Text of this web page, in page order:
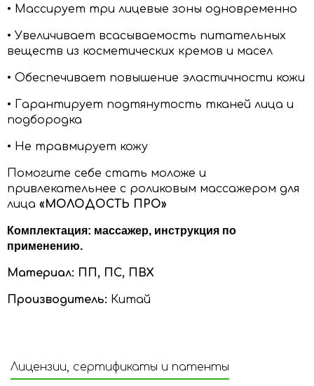
• Массирует три лицевые зоны одновременно
• Увеличивает всасываемость питательных
веществ из косметических кремов и масел
• Обеспечивает повышение эластичности кожи
• Гарантирует подтянутость тканей лица и
подбородка
• Не травмирует кожу
Помогите себе стать моложе и
привлекательнее с роликовым массажером для
лица «МОЛОДОСТЬ ПРО»
Комплектация: массажер, инструкция по
применению.
Материал: ПП, ПС, ПВХ
Производитель: Китай
Лицензии, сертификаты и патенты